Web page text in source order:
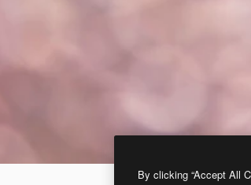
By clicking “Accept All